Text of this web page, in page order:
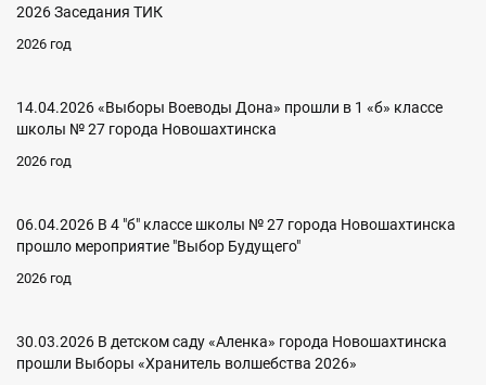
2026 Заседания ТИК
2026 год
14.04.2026 «Выборы Воеводы Дона» прошли в 1 «б» классе
школы № 27 города Новошахтинска
2026 год
06.04.2026 В 4 "б" классе школы № 27 города Новошахтинска
прошло мероприятие "Выбор Будущего"
2026 год
30.03.2026 В детском саду «Аленка» города Новошахтинска
прошли Выборы «Хранитель волшебства 2026»